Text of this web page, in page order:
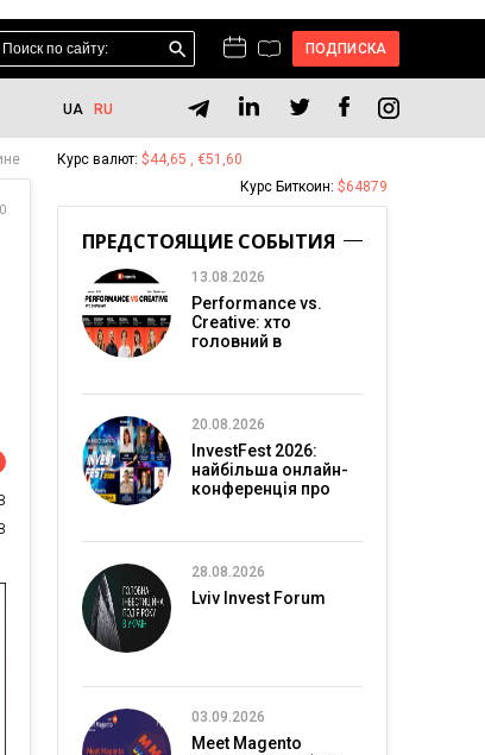
ПОДПИСКА
UA RU
Курс валют: $44,65 , €51,60
Курс Биткоин: $64879
ПРЕДСТОЯЩИЕ СОБЫТИЯ
13.08.2026
Performance vs.
Creative: хто
головний в
20.08.2026
InvestFest 2026:
найбільша онлайн-
конференція про
28.08.2026
Lviv Invest Forum
03.09.2026
Meet Magento